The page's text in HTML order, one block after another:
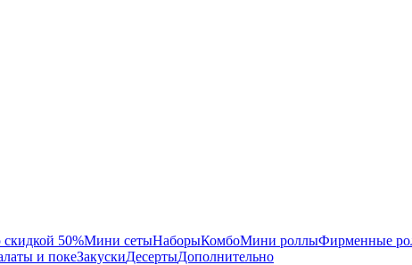
50%Мини сетыНаборыКомбоМини роллыФирменные
и покеЗакускиДесертыДополнительно